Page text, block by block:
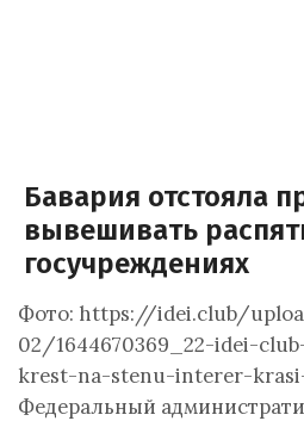
Бавария отстояла
вывешивать
госучреждениях
Фото: https://idei.club/
02/1644670369_22-idei-
krest-na-stenu-interer-
Федеральный